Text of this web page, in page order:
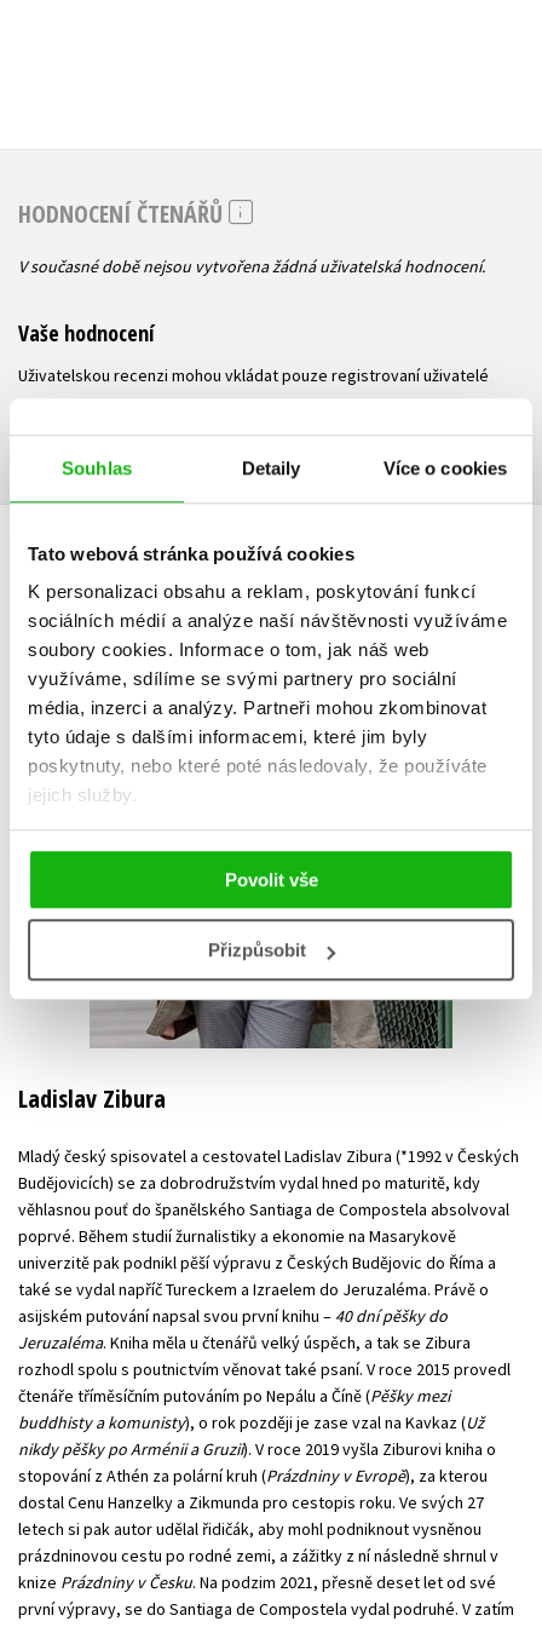
Souhlas Detaily Více o cookies
Tato webová stránka používá cookies
K personalizaci obsahu a reklam, poskytování funkcí
sociálních médií a analýze naší návštěvnosti využíváme
soubory cookies. Informace o tom, jak náš web
využíváme, sdílíme se svými partnery pro sociální
média, inzerci a analýzy. Partneři mohou zkombinovat
tyto údaje s dalšími informacemi, které jim byly
poskytnuty, nebo které poté následovaly, že používáte
jejich služby.
Povolit vše
Přizpůsobit
HODNOCENÍ ČTENÁŘŮ
V současné době nejsou vytvořena žádná uživatelská hodnocení.
Vaše hodnocení
Uživatelskou recenzi mohou vkládat pouze registrovaní uživatelé
Přihlásit
AUTOR KNIHY
Ladislav Zibura
Mladý český spisovatel a cestovatel Ladislav Zibura (*1992 v Českých
Budějovicích) se za dobrodružstvím vydal hned po maturitě, kdy
věhlasnou pouť do španělského Santiaga de Compostela absolvoval
poprvé. Během studií žurnalistiky a ekonomie na Masarykově
univerzitě pak podnikl pěší výpravu z Českých Budějovic do Říma a
také se vydal napříč Tureckem a Izraelem do Jeruzaléma. Právě o
asijském putování napsal svou první knihu – 40 dní pěšky do
Jeruzaléma. Kniha měla u čtenářů velký úspěch, a tak se Zibura
rozhodl spolu s poutnictvím věnovat také psaní. V roce 2015 provedl
čtenáře tříměsíčním putováním po Nepálu a Číně (Pěšky mezi
buddhisty a komunisty), o rok později je zase vzal na Kavkaz (Už
nikdy pěšky po Arménii a Gruzii). V roce 2019 vyšla Ziburovi kniha o
stopování z Athén za polární kruh (Prázdniny v Evropě), za kterou
dostal Cenu Hanzelky a Zikmunda pro cestopis roku. Ve svých 27
letech si pak autor udělal řidičák, aby mohl podniknout vysněnou
prázdninovou cestu po rodné zemi, a zážitky z ní následně shrnul v
knize Prázdniny v Česku. Na podzim 2021, přesně deset let od své
první výpravy, se do Santiaga de Compostela vydal podruhé. V zatím